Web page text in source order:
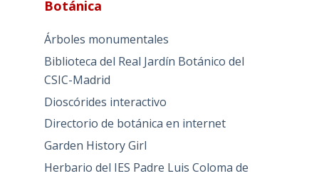
Botánica
Árboles monumentales
Biblioteca del Real Jardín Botánico del
CSIC-Madrid
Dioscórides interactivo
Directorio de botánica en internet
Garden History Girl
Herbario del IES Padre Luis Coloma de